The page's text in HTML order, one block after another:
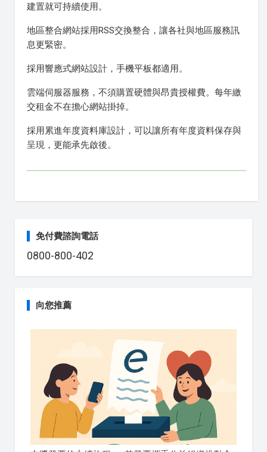
建置就可持續使用。
地區整合網站採用RSS交換整合，讓各社與地區服務訊
息更緊密。
採用響應式網站設計，手機平板都適用。
雲端伺服器服務，不須購置硬體與昂貴授權費。每年繳
交租金不在擔心網站掛掉。
採用累進年度資料庫設計，可以讓所有年度資料保存與
呈現，更能承先啟後。
免付費諮詢電話
0800-800-402
向您推薦